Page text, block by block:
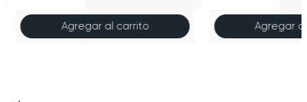
Agregar al carrito Agregar